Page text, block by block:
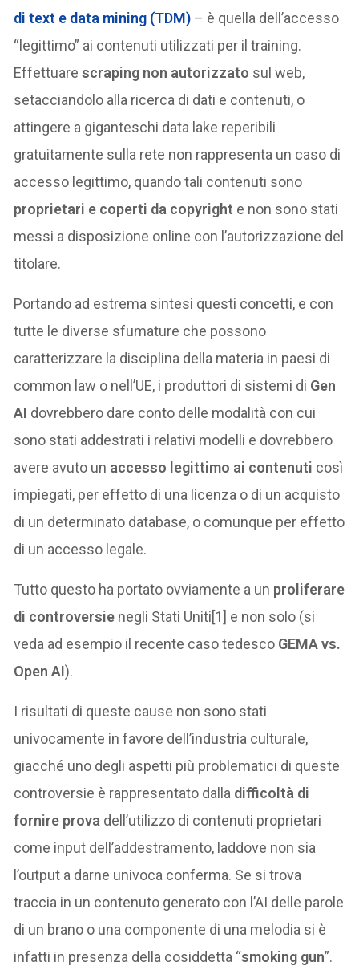
di text e data mining (TDM) – è quella dell’accesso
“legittimo” ai contenuti utilizzati per il training.
Effettuarescraping non autorizzato sul web,
setacciandolo alla ricerca di dati e contenuti, o
attingere a giganteschi data lake reperibili
gratuitamente sulla rete non rappresenta un caso di
accesso legittimo, quando tali contenuti sono
proprietari e coperti da copyright e non sono stati
messi a disposizione online con l’autorizzazione del
titolare.
Portando ad estrema sintesi questi concetti, e con
tutte le diverse sfumature che possono
caratterizzare la disciplina della materia in paesi di
common law o nell’UE, i produttori di sistemi di Gen
AI dovrebbero dare conto delle modalità con cui
sono stati addestrati i relativi modelli e dovrebbero
avere avuto un accesso legittimo ai contenuti così
impiegati, per effetto di una licenza o di un acquisto
di un determinato database, o comunque per effetto
di un accesso legale.
Tutto questo ha portato ovviamente a un proliferare
di controversie negli Stati Uniti[1] e non solo (si
veda ad esempio il recente caso tedesco GEMA vs.
Open AI).
I risultati di queste cause non sono stati
univocamente in favore dell’industria culturale,
giacché uno degli aspetti più problematici di queste
controversie è rappresentato dalla difficoltà di
fornire prova dell’utilizzo di contenuti proprietari
come input dell’addestramento, laddove non sia
l’output a darne univoca conferma. Se si trova
traccia in un contenuto generato con l’AI delle parole
di un brano o una componente di una melodia si è
infatti in presenza della cosiddetta “smoking gun”.